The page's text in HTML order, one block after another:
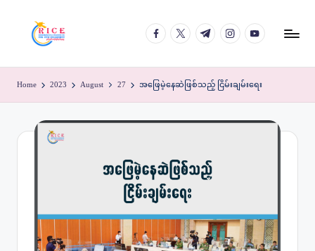
facebook.com
twitter.com
t.me instagram.com
youtube.com
Home 2023 August 27 အဖြေမဲ့နေဆဲဖြစ်သည့် ငြိမ်းချမ်းရေး